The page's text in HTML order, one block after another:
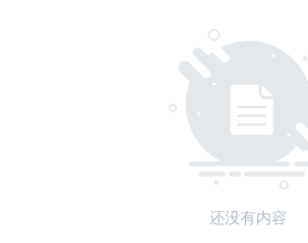
还没有内容